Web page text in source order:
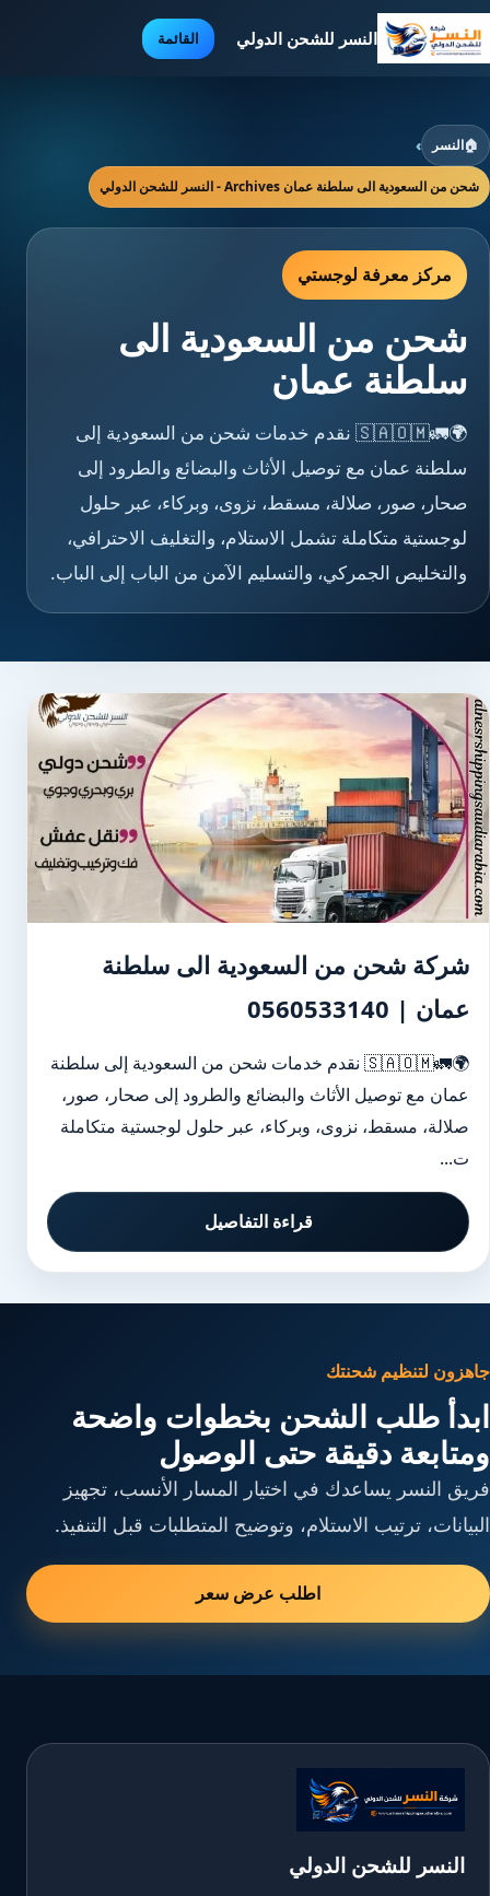
النسر للشحن الدولي القائمة
🏠النسر ›
شحن من السعودية الى سلطنة عمان Archives - النسر للشحن الدولي
مركز معرفة لوجستي
شحن من السعودية الى
سلطنة عمان
🌍🚛🇸🇦🇴🇲 نقدم خدمات شحن من السعودية إلى
سلطنة عمان مع توصيل الأثاث والبضائع والطرود إلى
صحار، صور، صلالة، مسقط، نزوى، وبركاء، عبر حلول
لوجستية متكاملة تشمل الاستلام، والتغليف الاحترافي،
والتخليص الجمركي، والتسليم الآمن من الباب إلى الباب.
شركة شحن من السعودية الى سلطنة
عمان | 0560533140
🌍🚛🇸🇦🇴🇲 نقدم خدمات شحن من السعودية إلى سلطنة
عمان مع توصيل الأثاث والبضائع والطرود إلى صحار، صور،
صلالة، مسقط، نزوى، وبركاء، عبر حلول لوجستية متكاملة
ت...
قراءة التفاصيل
جاهزون لتنظيم شحنتك
ابدأ طلب الشحن بخطوات واضحة
ومتابعة دقيقة حتى الوصول
فريق النسر يساعدك في اختيار المسار الأنسب، تجهيز
البيانات، ترتيب الاستلام، وتوضيح المتطلبات قبل التنفيذ.
اطلب عرض سعر
النسر للشحن الدولي